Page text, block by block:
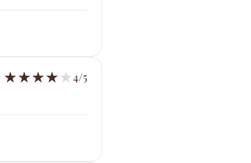
★★★★★4/5